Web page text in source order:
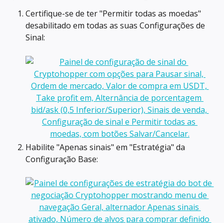
Certifique-se de ter "Permitir todas as moedas"
desabilitado em todas as suas Configurações de
Sinal:
Habilite "Apenas sinais" em "Estratégia" da
Configuração Base: